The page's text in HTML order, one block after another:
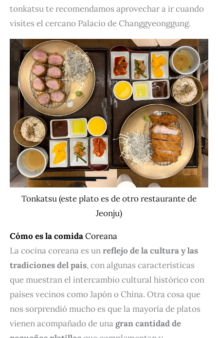
tonkatsu te recomendamos aprovechar a ir cuando
visites el cercano Palacio de Changgyeonggung.
Tonkatsu (este plato es de otro restaurante de
Jeonju)
Cómo es la comidaCoreana
La cocina coreana es unreflejo de la cultura y las
tradiciones del país, con algunas características
que muestran el intercambio cultural histórico con
países vecinos como Japón o China. Otra cosa que
nos sorprendió mucho es que la mayoría de platos
vienen acompañado de una gran cantidad de